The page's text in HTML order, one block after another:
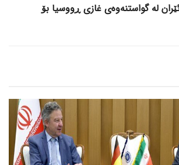
لە گواستنەوەی غازی ڕووسیا بۆ